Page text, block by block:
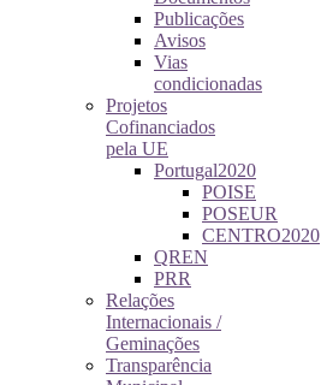
Publicações
Avisos
Vias
condicionadas
Projetos
Cofinanciados
pela UE
Portugal2020
POISE
POSEUR
CENTRO2020
QREN
PRR
Relações
Internacionais /
Geminações
Transparência